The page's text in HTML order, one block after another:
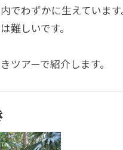
でわずかに生えています
難しいです。
ツアーで紹介します。